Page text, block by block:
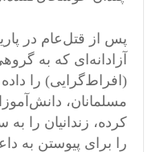
پس از قتل‌عام در
آزادانه‌ای که به
(افراط‌گرایی) را
مسلمانان،
کرده، زندانیان را
را برای پیوستن به